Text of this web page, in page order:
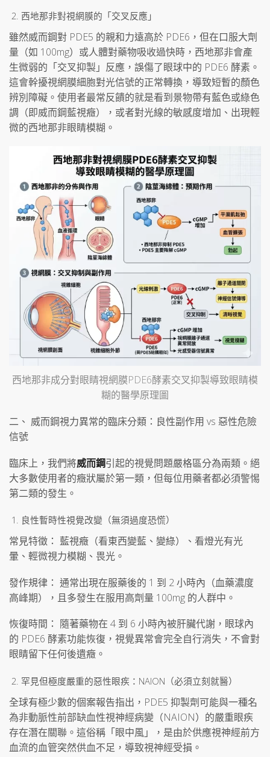
西地那非對視網膜的「交叉反應」
雖然威而鋼對 PDE5 的親和力遠高於 PDE6，但在口服大劑
量（如 100mg）或人體對藥物吸收過快時，西地那非會產
生微弱的「交叉抑製」反應，誤傷了眼球中的 PDE6 酵素。
這會幹擾視網膜細胞對光信號的正常轉換，導致短暫的顏色
辨別障礙。使用者最常反饋的就是看到景物帶有藍色或綠色
調（即威而鋼藍視癥），或者對光線的敏感度增加、出現輕
微的西地那非眼睛模糊。
西地那非成分對眼睛視網膜PDE6酵素交叉抑製導致眼睛模
糊的醫學原理圖
二、 威而鋼視力異常的臨床分類：良性副作用 vs 惡性危險
信號
臨床上，我們將威而鋼引起的視覺問題嚴格區分為兩類。絕
大多數使用者的癥狀屬於第一類，但每位用藥者都必須警惕
第二類的發生。
良性暫時性視覺改變（無須過度恐慌）
常見特徵： 藍視癥（看東西變藍、變綠）、看燈光有光
暈、輕微視力模糊、畏光。
發作規律： 通常出現在服藥後的 1 到 2 小時內（血藥濃度
高峰期），且多發生在服用高劑量 100mg 的人群中。
恢復時間： 隨著藥物在 4 到 6 小時內被肝臟代謝，眼球內
的 PDE6 酵素功能恢復，視覺異常會完全自行消失，不會對
眼睛留下任何後遺癥。
罕見但極度嚴重的惡性眼疾：NAION（必須立刻就醫）
全球有極少數的個案報告指出，PDE5 抑製劑可能與一種名
為非動脈性前部缺血性視神經病變（NAION）的嚴重眼疾
存在潛在關聯。這俗稱「眼中風」，是由於供應視神經前方
血流的血管突然供血不足，導致視神經受損。